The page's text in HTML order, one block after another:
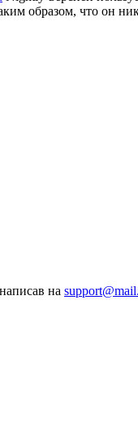
образом, что он
на